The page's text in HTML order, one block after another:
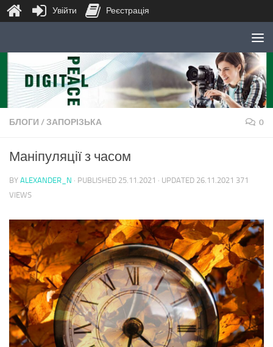
Skip to content
БЛОГИ /ЗАПОРІЗЬКА 0
Маніпуляції з часом
BY ALEXANDER_N · PUBLISHED 25.11.2021 · UPDATED 26.11.2021 371
VIEWS
Увійти Реєстрація